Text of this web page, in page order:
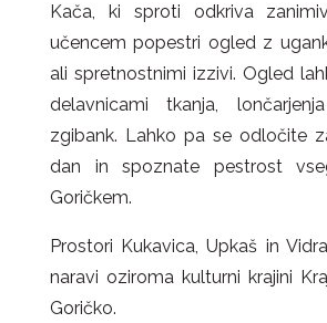
Kača, ki sproti odkriva
učencem popestri ogled z
ali spretnostnimi izzivi. Ogled
delavnicami tkanja,
zgibank. Lahko pa se odločite
dan in spoznate pestrost
Goričkem.
Prostori Kukavica, Upkaš in
naravi oziroma kulturni krajini
Goričko.